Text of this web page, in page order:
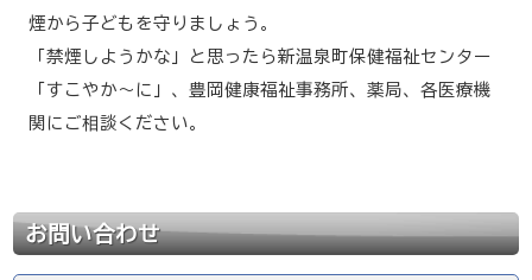
煙から子どもを守りましょう。
「禁煙しようかな」と思ったら新温泉町保健福祉センター
「すこやか～に」、豊岡健康福祉事務所、薬局、各医療機
関にご相談ください。
お問い合わせ